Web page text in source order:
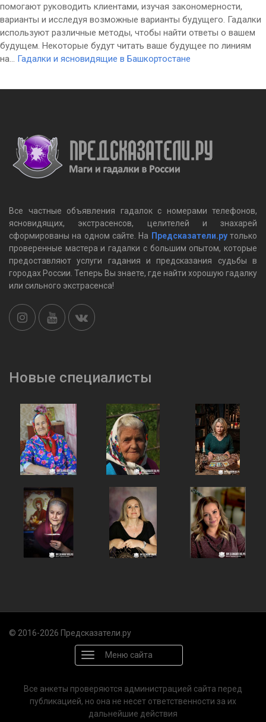
помогают руководить клиентами, изучая закономерности,
варианты и исследуя возможные варианты будущего. Гадалки
используют различные методы, чтобы найти ответы о вашем
будущем. Некоторые будут читать ваше будущее по линиям
на... Гадалки и ясновидящие в Башкортостане
Все частные объявления гадалок c номерами телефонов,
ясновидящих, экстрасенсов, целителей и знахарей
сформированы на одном сайте. На Предсказатели.ру только
проверенные мастера и гадалки с большим опытом, которые
предоставляют услуги гадания и предсказания судьбы в
городах России. Теперь Вы знаете, где найти хорошую гадалку
или сильного экстрасенса!
Новые специалисты
© 2016-2026 Предсказатели.ру
Меню сайта
Все анкеты проверяются администрацией сайта перед
публикацией, но она не несет ответственности за их
дальнейшие действия